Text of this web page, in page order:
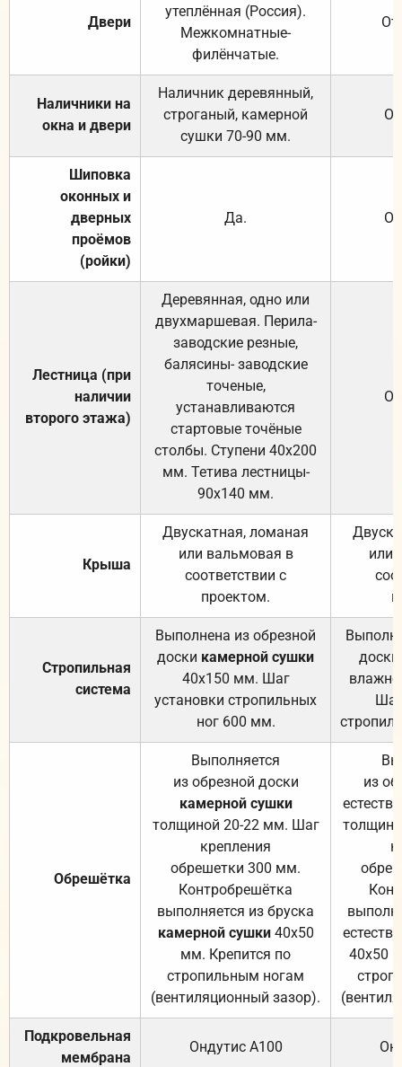
Двери
утеплённая (Россия).
Межкомнатные-
филёнчатые.
Наличники на
окна и двери
Наличник деревянный,
строганый, камерной
сушки 70-90 мм.
Шиповка
оконных и
дверных
проёмов
(ройки)
Да.
Лестница (при
наличии
второго этажа)
Деревянная, одно или
двухмаршевая. Перила-
заводские резные,
балясины- заводские
точеные,
устанавливаются
стартовые точёные
столбы. Ступени 40х200
мм. Тетива лестницы-
90х140 мм.
Крыша
Двускатная, ломаная
или вальмовая в
соответствии с
проектом.
или
Стропильная
система
Выполнена из обрезной
доски камерной сушки
40х150 мм. Шаг
установки стропильных
ног 600 мм.
доски
Обрешётка
Выполняется
из обрезной доски
камерной сушки
толщиной 20-22 мм. Шаг
крепления
обрешетки 300 мм.
Контробрешётка
выполняется из бруска
камерной сушки40х50
мм. Крепится по
стропильным ногам
(вентиляционный зазор).
из
40х50
Подкровельная
мембрана
Ондутис А100